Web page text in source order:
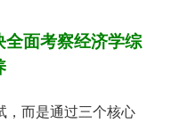
面考察经济学综
，而是通过三个核心